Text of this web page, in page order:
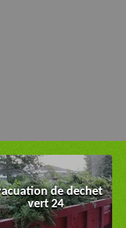
de dechet
vert 24